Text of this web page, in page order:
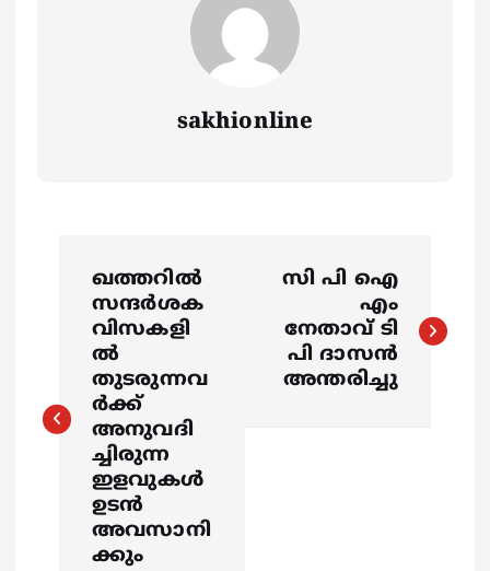
sakhionline
t
ഖത്തറില്‍
സന്ദര്‍ശക
വിസകളി
ല്‍
തുടരുന്നവ
ര്‍ക്ക്
അനുവദി
ച്ചിരുന്ന
ഇളവുകള്‍
ഉടന്‍
അവസാനി
ക്കും
സി പി ഐ
എം
നേതാവ് ടി
പി ദാസൻ
അന്തരിച്ചു